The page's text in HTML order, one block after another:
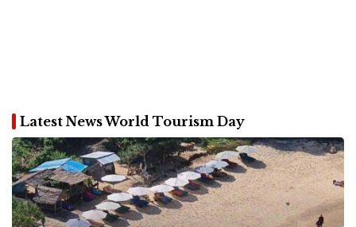
Latest News World Tourism Day